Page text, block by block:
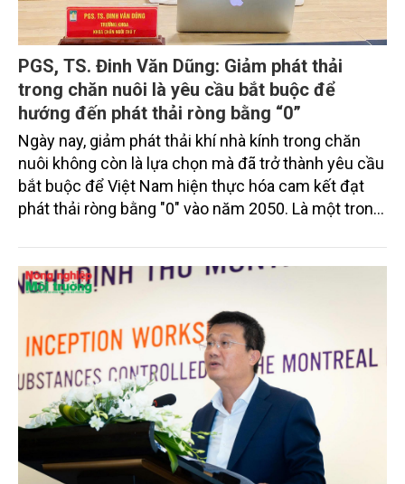
PGS, TS. Đinh Văn Dũng: Giảm phát thải
trong chăn nuôi là yêu cầu bắt buộc để
hướng đến phát thải ròng bằng “0”
Ngày nay, giảm phát thải khí nhà kính trong chăn
nuôi không còn là lựa chọn mà đã trở thành yêu cầu
bắt buộc để Việt Nam hiện thực hóa cam kết đạt
phát thải ròng bằng "0" vào năm 2050. Là một trong
nuôi đang đứng trước áp lực phải chuyển đổi mạnh
mẽ theo hướng xanh, tuần hoàn và bền vững. Để
hiểu rõ hơn vấn đề này, phóng viên Tạp chí Nông
nghiệp và Môi trường đã có cuộc trao đổi với PGS,
TS. Đinh Văn Dũng, Trưởng Khoa Chăn nuôi Thú y –
Trường Đại học Nông lâm (Đại học Huế).